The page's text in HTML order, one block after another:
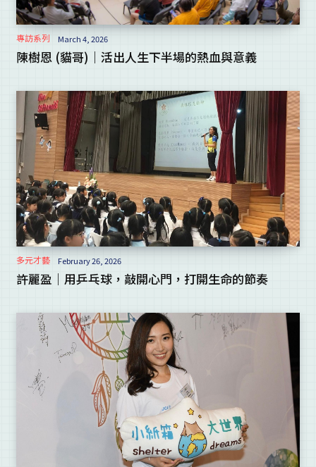
專訪系列 March 4, 2026
陳樹恩 (貓哥)｜活出人生下半場的熱血與意義
多元才藝 February 26, 2026
許麗盈｜用乒乓球，敲開心門，打開生命的節奏